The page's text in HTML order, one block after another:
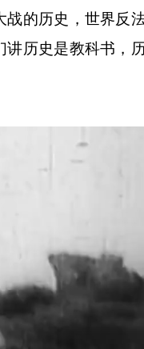
战的历史，世界反
讲历史是教科书，